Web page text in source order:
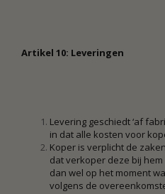
Artikel 10: Leveringen
Levering geschiedt ‘af
in dat alle kosten voor
Koper is verplicht de
dat verkoper deze bij
dan wel op het moment
volgens de